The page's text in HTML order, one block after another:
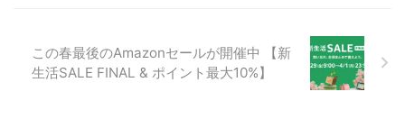
この春最後のAmazonセールが開催中 【新
生活SALE FINAL & ポイント最大10%】